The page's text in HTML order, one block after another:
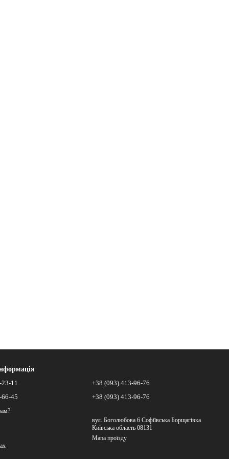
23-11
66-45
+38 (093) 413-96-76
+38 (093) 413-96-76
вул. Боголюбова 6 Софіївська Борщагівка
Київська область 08131
Мапа проїзду